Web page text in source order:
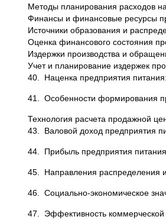
Методы планирования расходов
Финансы и финансовые ресурсы
Источники образования и
Оценка финансового состояния
Издержки производства и
Учет и планирование издержек
40. Наценка предприятия
41. Особенности формирования
Технология расчета продажной
43. Валовой доход предприятия
44. Прибыль предприятия
45. Направления распределения
46. Социально-экономическое
47. Эффективность коммерческой